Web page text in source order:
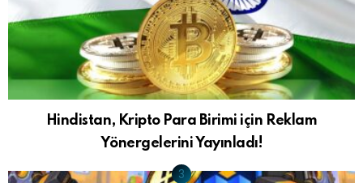
Hindistan, Kripto Para Birimi için Reklam
Yönergelerini Yayınladı!